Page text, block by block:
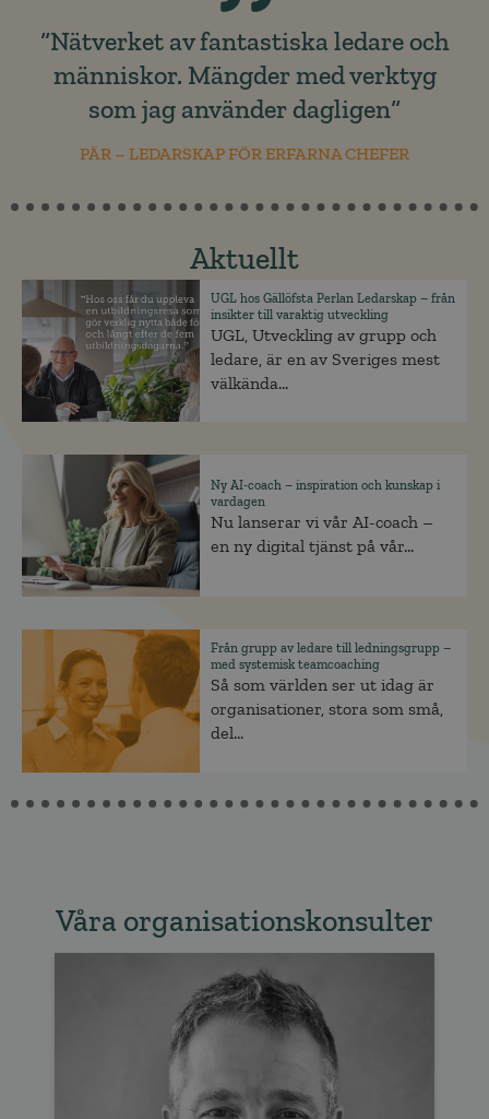
“Nätverket av fantastiska ledare och
människor. Mängder med verktyg
som jag använder dagligen“
PÄR – LEDARSKAP FÖR ERFARNA CHEFER
Aktuellt
UGL hos Gällöfsta Perlan Ledarskap – från
insikter till varaktig utveckling
UGL, Utveckling av grupp och
ledare, är en av Sveriges mest
välkända...
Ny AI-coach – inspiration och kunskap i
vardagen
Nu lanserar vi vår AI-coach –
en ny digital tjänst på vår...
Från grupp av ledare till ledningsgrupp –
med systemisk teamcoaching
Så som världen ser ut idag är
organisationer, stora som små,
del...
Våra organisationskonsulter